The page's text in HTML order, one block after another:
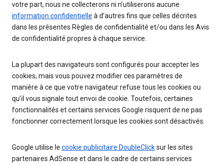
votre part, nous ne collecterons ni n’utiliserons aucune
information confidentielle à d’autres fins que celles décrites
dans les présentes Règles de confidentialité et/ou dans les Avis
de confidentialité propres à chaque service.
La plupart des navigateurs sont configurés pour accepter les
cookies, mais vous pouvez modifier ces paramètres de
manière à ce que votre navigateur refuse tous les cookies ou
qu’il vous signale tout envoi de cookie. Toutefois, certaines
fonctionnalités et certains services Google risquent de ne pas
fonctionner correctement lorsque les cookies sont désactivés.
Google utilise le cookie publicitaire DoubleClicksur les sites
partenaires AdSense et dans le cadre de certains services